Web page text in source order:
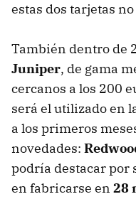
estas dos tarjetas
También dentro de
Juniper, de gama
cercanos a los 200
será el utilizado en
a los primeros
novedades:
podría destacar por
en fabricarse en 28